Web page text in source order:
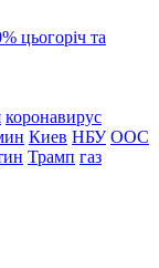
цьогоріч та
коронавирус
Киев НБУ ООС
Трамп газ